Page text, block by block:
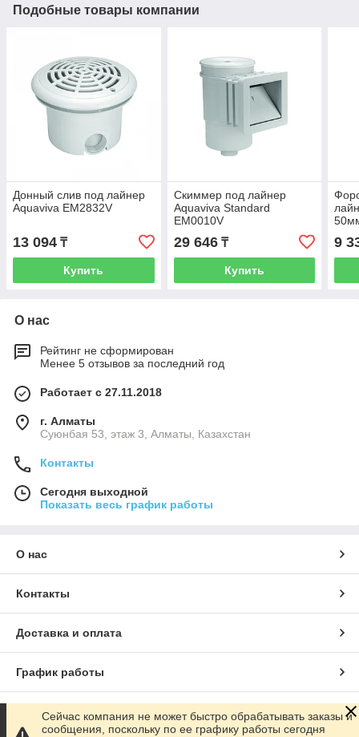
Подобные товары компании
Донный слив под лайнер
Aquaviva EM2832V
13 094 ₸
Купить
Скиммер под лайнер
Aquaviva Standard
EM0010V
29 646₸
Купить
9
О нас
Рейтинг не сформирован
Менее 5 отзывов за последний год
Работает с 27.11.2018
г. Алматы
Суюнбая 53, этаж 3, Алматы, Казахстан
Контакты
Сегодня выходной
Показать весь график работы
О нас
Контакты
Доставка и оплата
График работы
Полная версия сайта
Сейчас компания не может быстро обрабатывать заказы и
сообщения, поскольку по ее графику работы сегодня